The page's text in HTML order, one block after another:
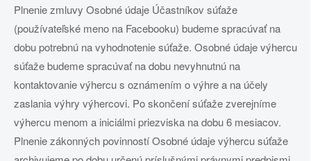
Plnenie zmluvy Osobné údaje Účastníkov súťaže
(používateľské meno na Facebooku) budeme spracúvať na
dobu potrebnú na vyhodnotenie súťaže. Osobné údaje výhercu
súťaže budeme spracúvať na dobu nevyhnutnú na
kontaktovanie výhercu s oznámením o výhre a na účely
zaslania výhry výhercovi. Po skončení súťaže zverejníme
výhercu menom a iniciálmi priezviska na dobu 6 mesiacov.
Plnenie zákonných povinností Osobné údaje výhercu súťaže